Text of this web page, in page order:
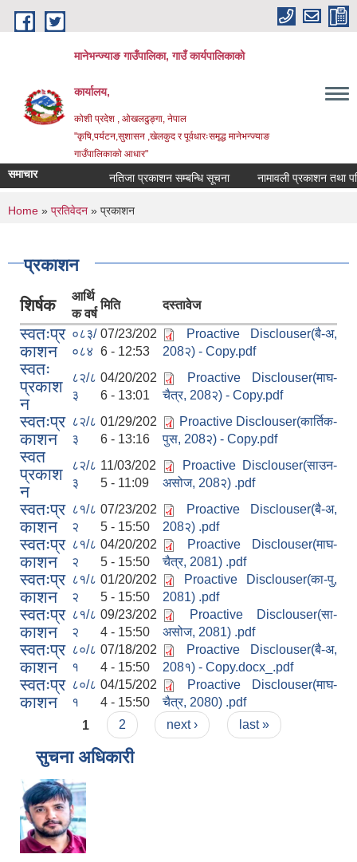
Skip to main content
मानेभन्ज्याङ गाउँपालिका, गाउँ कार्यपालिकाको
कार्यालय,
कोशी प्रदेश , ओखलढुङ्गा, नेपाल
"कृषि,पर्यटन,सुशासन ,खेलकुद र पूर्वधारःसमृद्ध मानेभन्ज्याङ
गाउँपालिकाको आधार"
समाचार नतिजा प्रकाशन सम्बन्धि सूचना नामावली प्रकाशन तथा
You are here
Home » प्रतिवेदन » प्रकाशन
प्रकाशन
शिर्षक
आर्थि
क वर्ष
मिति दस्तावेज
स्वतःप्र
काशन
०८३/
०८४
07/23/202
6 - 12:53
Proactive Disclouser(बै-अ,
208२) - Copy.pdf
स्वतः
प्रकाश
न
८२/८
३
04/20/202
6 - 13:01
Proactive Disclouser(माघ-
चैत्र, 208२) - Copy.pdf
स्वतःप्र
काशन
८२/८
३
01/29/202
6 - 13:16
Proactive Disclouser(कार्तिक-
पुस, 208२) - Copy.pdf
स्वत
प्रकाश
न
८२/८
३
11/03/202
5 - 11:09
Proactive Disclouser(साउन-
असोज, 208२) .pdf
स्वतःप्र
काशन
८१/८
२
07/23/202
5 - 15:50
Proactive Disclouser(बै-अ,
208२) .pdf
स्वतःप्र
काशन
८१/८
२
04/20/202
5 - 15:50
Proactive Disclouser(माघ-
चैत्र, 2081) .pdf
स्वतःप्र
काशन
८१/८
२
01/20/202
5 - 15:50
Proactive Disclouser(का-पु,
2081) .pdf
स्वतःप्र
काशन
८१/८
२
09/23/202
4 - 15:50
Proactive Disclouser(सा-
असोज, 2081) .pdf
स्वतःप्र
काशन
८०/८
१
07/18/202
4 - 15:50
Proactive Disclouser(बै-अ,
208१) - Copy.docx_.pdf
स्वतःप्र
काशन
८०/८
१
04/15/202
4 - 15:50
Proactive Disclouser(माघ-
चैत्र, 2080) .pdf
Pages
1 2 next › last »
सुचना अधिकारी